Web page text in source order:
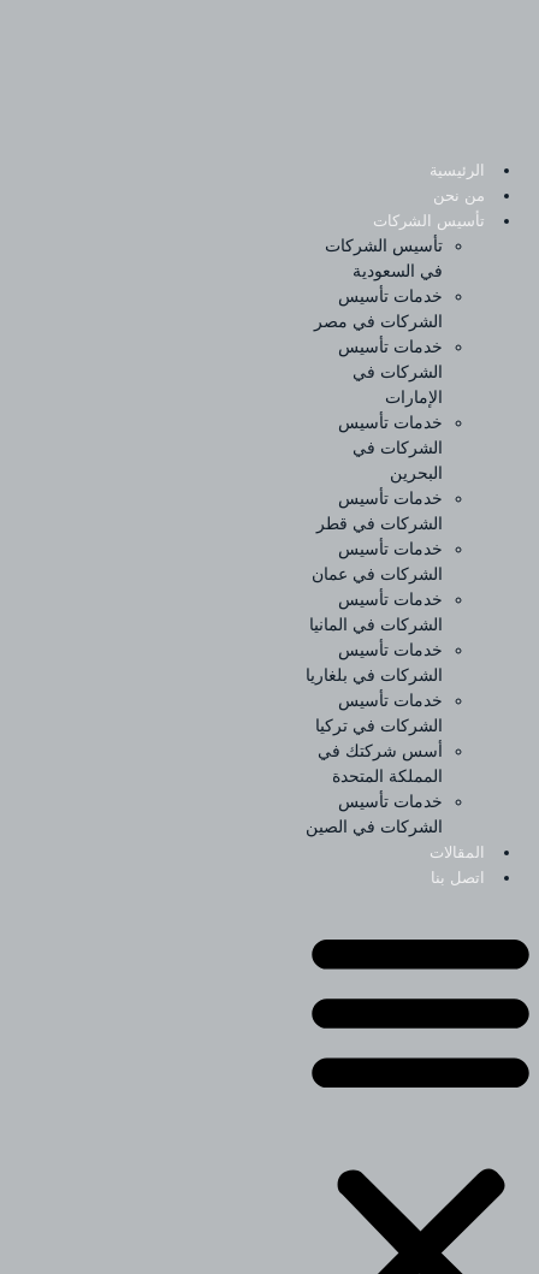
الرئيسية
من نحن
تأسيس الشركات
تأسيس الشركات
في السعودية
خدمات تأسيس
الشركات في مصر
خدمات تأسيس
الشركات في
الإمارات
خدمات تأسيس
الشركات في
البحرين
خدمات تأسيس
الشركات في قطر
خدمات تأسيس
الشركات في عمان
خدمات تأسيس
الشركات في المانيا
خدمات تأسيس
الشركات في بلغاريا
خدمات تأسيس
الشركات في تركيا
أسس شركتك في
المملكة المتحدة
خدمات تأسيس
الشركات في الصين
المقالات
اتصل بنا